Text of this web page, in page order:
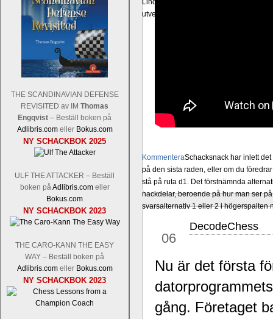
THE SCANDINAVIAN DEFENSE
REVISITED av IM Thomas
Engqvist – Beställ boken på
Adlibris.comeller Bokus.com
NY SCHACKBOK 2025
ULF THE ATTACKER – Beställ
boken på Adlibris.comeller
Bokus.com
NY SCHACKBOK 2023
THE CARO-KANN THE EASY
WAY – Beställ boken på
Adlibris.comeller Bokus.com
NY SCHACKBOK 2023
Lindberg, FM Joar Östlund, FM
utvecklande spelare kommer att
KommenteraSchacksnack har inlett
på den sista raden, eller om du
stå på ruta d1. Det förstnämnda
nackdelar, beroende på hur man ser
svarsalternativ 1 eller 2 i högerspalten
06
DecodeChess
Nu är det första
gång. Företaget